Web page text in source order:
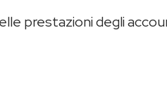
prestazioni degli